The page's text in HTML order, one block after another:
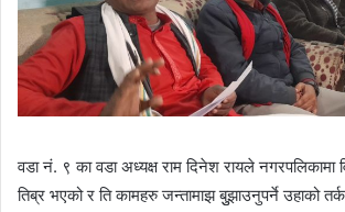
वडा नं. ९ का वडा अध्यक्ष राम दिनेश रायले नगरपलिकामा
तिब्र भएको र ति कामहरु जन्तामाझ बुुझाउनुपर्ने उहाको